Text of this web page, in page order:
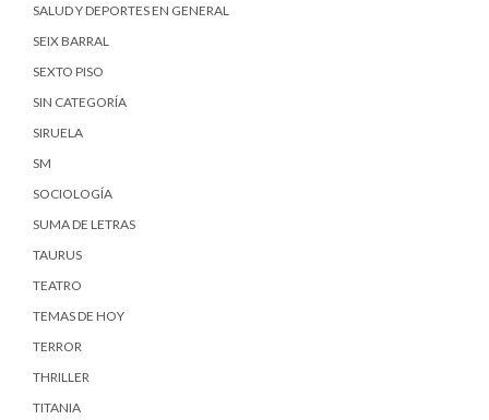
SALUD Y DEPORTES EN GENERAL
SEIX BARRAL
SEXTO PISO
SIN CATEGORÍA
SIRUELA
SM
SOCIOLOGÍA
SUMA DE LETRAS
TAURUS
TEATRO
TEMAS DE HOY
TERROR
THRILLER
TITANIA